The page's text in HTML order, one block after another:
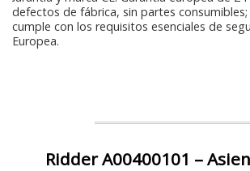
defectos de fábrica, sin partes
cumple con los requisitos esenciales de
Europea.
Ridder A00400101 –